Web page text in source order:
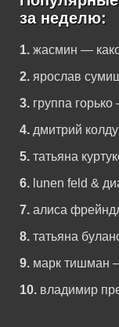
за неделю:
1. жасмин —
2. ярослав
3. группа
4. дмитрий
5. татьяна
6. lunen feld &
7. алиса
8. татьяна
9. марк тишман
10. владимир